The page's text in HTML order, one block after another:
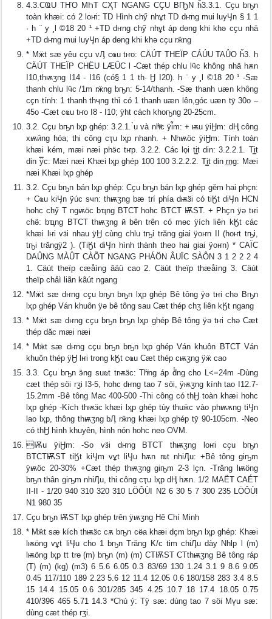
4.3.CҨU TҤO MҺT CҲT NGANG CҪU BҦN ȟ3.3.1. Cҫu bҧn
toàn khӕi: có 2 loҥi: TD Hình chӳ nhұt TD dҥng mui luyӋn § 1 1
· h ¨ y ¸l ©18 20 ¹ +TD dҥng chӳ nhұt áp dөng khi khә cҫu nhӓ
+TD dҥng mui luyӋn áp dөng khi khә cҫu rӝng
* Mӝt sӕ yêu cҫu vӅ cҩu tҥo: CÄÚT THEÏP CÁÚU TAÛO ȟ3. h
CÄÚT THEÏP CHËU LÆÛC l -Cӕt thép chӏu lӵc không nhӓ hѫn
I10,thѭӡng I14 - I16 (có§ 1 1 th· Ӈ I20). h ¨ y ¸l ©18 20 ¹ -Sӕ
thanh chӏu lӵc /1m rӝng bҧn: 5-14/thanh. -Sӕ thanh uӕn không
cҫn tính: 1 thanh thҷng thì có 1 thanh uӕn lên,góc uӕn tӯ 30o –
45o -Cӕt cҩu tҥo I8 - I10; ÿһt cách khoҧng 20-25cm.
3.2. Cҫu bҧn lҳp ghép: 3.2.1. ̀u và nh́ͫc ÿi͋m: + ѭu ÿiӇm: dӉ công
xѭӣng hóa; thi công cҭu lҳp nhanh. + Nhѭӧc ÿiӇm: Tính toàn
khӕi kém, mӕi nӕi phӭc tҥp. 3.2.2. Các lo̩i ti͇t di͏n: 3.2.2.1. Ti͇t
di͏n ÿ̿c: Mӕi nӕi Khӕi lҳp ghép 100 100 3.2.2.2. Ti͇t di͏n r͟ng: Mӕi
nӕi Khӕi lҳp ghép
3.2. Cҫu bҧn bán lҳp ghép: Cҫu bҧn bán lҳp ghép gӗm hai phҫn:
+ Cҩu kiӋn ÿúc sҹn: thѭӡng bӕ trí phía dѭӟi có tiӃt diӋn HCN
hoһc chӳ T ngѭӧc bҵng BTCT hoһc BTCT ѬST. + Phҫn ÿә tҥi
chӛ: bҵng BTCT thѭӡng ӣ bên trên có mөc ÿích liên kӃt các
khӕi lҥi vӟi nhau ÿӇ cùng chӏu tҧi trӑng giai ÿoҥn II (hoҥt tҧi,
tҧi trӑngÿ2 ). (TiӃt diӋn hình thành theo hai giai ÿoҥn) * CAÏC
DAÛNG MÀÛT CÀÕT NGANG PHÁÖN ÂUÏC SÀÔN 3 1 2 2 2 4
1. Cäút theïp cæåìng âäü cao 2. Cäút theïp thæåìng 3. Cäút
theïp chåì liãn kãút ngang
*Mӝt sӕ dҥng cҫu bҧn bҧn lҳp ghép Bê tông ÿә tҥi chә Bҧn
lҳp ghép Ván khuôn ÿә bê tông sau Cӕt thép chӡ liên kӃt ngang
* Mӝt sӕ dҥng cҫu bҧn bҧn lҳp ghép Bê tông ÿә tҥi chә Cӕt
thép dӑc mӕi nӕi
* Mӝt sӕ dҥng cҫu bҧn bҧn lҳp ghép Ván khuôn BTCT Ván
khuôn thép ÿӇ lҥi trong kӃt cҩu Cӕt thép cѭӡng ÿӝ cao
3.3. Cҫu bҧn ӭng suҩt trѭӟc: Th́ͥng áp dͭng cho L<=24m -Dùng
cӕt thép sӧi rӡi I3-5, hoһc dҥng tao 7 sӧi, ÿѭӡng kính tao I12.7-
15.2mm -Bê tông Mac 400-500 -Thi công có thӇ toàn khӕi hoһc
lҳp ghép -Kích thѭӟc khӕi lҳp ghép tùy thuӝc vào phѭѫng tiӋn
lao lҳp, thông thѭӡng bӅ rӝng khӕi lҳp ghép tӯ 90-105cm. -Neo
có thӇ hình khuyên, hình nón hoһc neo OVM.
Ѭu ÿiӇm: -So vӟi dҥng BTCT thѭӡng loҥi cҫu bҧn
BTCTѬST tiӃt kiӋm vұt liӋu hѫn rҩt nhiӅu: +Bê tông giҧm
ÿѭӧc 20-30% +Cӕt thép thѭӡng giҧm 2-3 lҫn. -Trӑng lѭӧng
bҧn thân giҧm nhiӅu, thi công cҭu lҳp dӉ hѫn. 1/2 MAËT CAÉT
II-II - 1/20 940 310 320 310 LÖÔÙI N2 6 30 5 7 300 235 LÖÔÙI
N1 980 35
Cҫu bҧn ѬST lҳp ghép trên ÿѭӡng Hӗ Chí Minh
* Mӝt sӕ kích thѭӟc cѫ bҧn cӫa khӕi dҫm bҧn lҳp ghép: Khӕi
lѭӧng vұt liӋu cho 1 bҧn Trӑng K/c tim chiӅu dày Nhӏp l (m)
lѭӧng lҳp tt trө (m) bҧn (m) (m) CTѬST CTthѭӡng Bê tông ráp
(T) (m) (kg) (m3) 6 5.6 6.05 0.3 83/69 130 1.24 3.1 9 8.6 9.05
0.45 117/110 189 2.23 5.6 12 11.4 12.05 0.6 180/158 283 3.4 8.5
15 14.4 15.05 0.6 301/285 345 4.25 10.7 18 17.4 18.05 0.75
410/396 465 5.71 14.3 *Chú ý: Tӱ sӕ: dùng tao 7 sӧi Mүu sӕ:
dùng cӕt thép rӡi.